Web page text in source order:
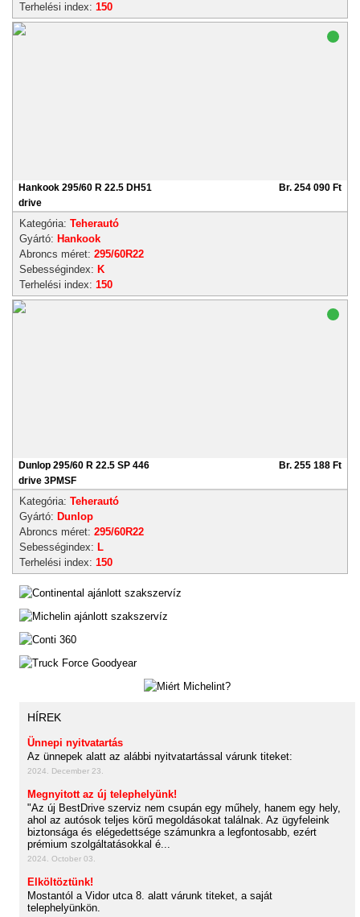
Terhelési index: 150
Hankook 295/60 R 22.5 DH51
drive
Br. 254 090 Ft
Kategória: Teherautó
Gyártó: Hankook
Abroncs méret: 295/60R22
Sebességindex: K
Terhelési index: 150
Dunlop 295/60 R 22.5 SP 446
drive 3PMSF
Br. 255 188 Ft
Kategória: Teherautó
Gyártó: Dunlop
Abroncs méret: 295/60R22
Sebességindex: L
Terhelési index: 150
HÍREK
Ünnepi nyitvatartás
Az ünnepek alatt az alábbi nyitvatartással várunk titeket:
2024. December 23.
Megnyitott az új telephelyünk!
"Az új BestDrive szerviz nem csupán egy műhely, hanem egy hely,
ahol az autósok teljes körű megoldásokat találnak. Az ügyfeleink
biztonsága és elégedettsége számunkra a legfontosabb, ezért
prémium szolgáltatásokkal é...
2024. October 03.
Elköltöztünk!
Mostantól a Vidor utca 8. alatt várunk titeket, a saját
telephelyünkön.